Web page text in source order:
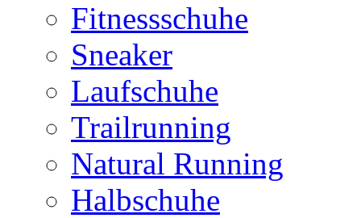
Fitnessschuhe
Sneaker
Laufschuhe
Trailrunning
Natural Running
Halbschuhe